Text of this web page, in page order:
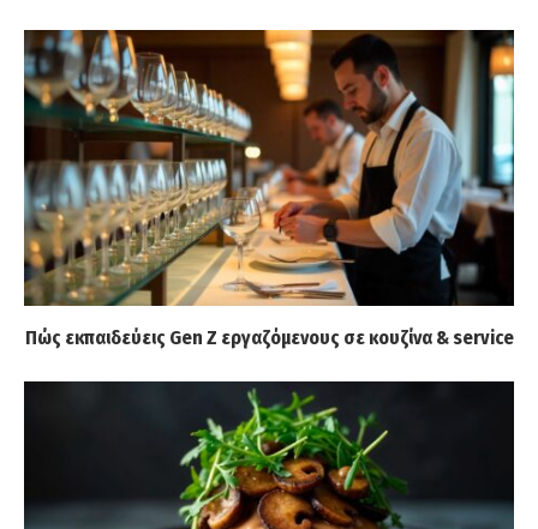
Πώς εκπαιδεύεις Gen Z εργαζόμενους σε κουζίνα & service